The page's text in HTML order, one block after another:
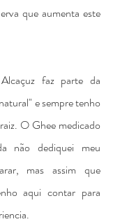
que aumenta este
faz parte da
e sempre tenho
O Ghee medicado
não dediquei meu
mas assim que
aqui contar para